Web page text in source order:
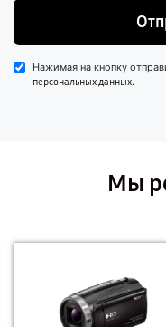
Нажимая на кнопку
персональных данных.
Мы